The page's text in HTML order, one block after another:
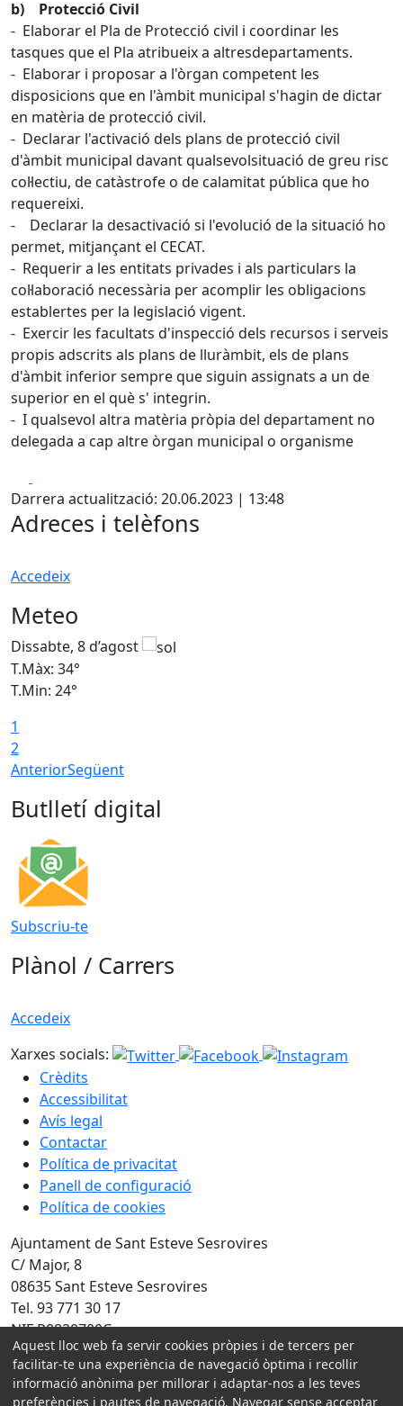
b) Protecció Civil
- Elaborar el Pla de Protecció civil i coordinar les
tasques que el Pla atribueix a altresdepartaments.
- Elaborar i proposar a l'òrgan competent les
disposicions que en l'àmbit municipal s'hagin de dictar
en matèria de protecció civil.
- Declarar l'activació dels plans de protecció civil
d'àmbit municipal davant qualsevolsituació de greu risc
col·lectiu, de catàstrofe o de calamitat pública que ho
requereixi.
- Declarar la desactivació si l'evolució de la situació ho
permet, mitjançant el CECAT.
- Requerir a les entitats privades i als particulars la
col·laboració necessària per acomplir les obligacions
establertes per la legislació vigent.
- Exercir les facultats d'inspecció dels recursos i serveis
propis adscrits als plans de lluràmbit, els de plans
d'àmbit inferior sempre que siguin assignats a un de
superior en el què s' integrin.
- I qualsevol altra matèria pròpia del departament no
delegada a cap altre òrgan municipal o organisme
Darrera actualització: 20.06.2023 | 13:48
Adreces i telèfons
Accedeix
Meteo
Dissabte, 8 d’agost
T.Màx: 34°
T.Min: 24°
1
2
AnteriorSegüent
Butlletí digital
Subscriu-te
Plànol / Carrers
Accedeix
Xarxes socials:
Crèdits
Accessibilitat
Avís legal
Contactar
Política de privacitat
Panell de configuració
Política de cookies
Ajuntament de Sant Esteve Sesrovires
C/ Major, 8
08635 Sant Esteve Sesrovires
Tel. 93 771 30 17
NIF P0820700C
Amb la col·laboració de:
Aquest lloc web fa servir cookies pròpies i de tercers per
facilitar-te una experiència de navegació òptima i recollir
informació anònima per millorar i adaptar-nos a les teves
preferències i pautes de navegació. Navegar sense acceptar